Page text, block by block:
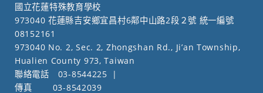
國立花蓮特殊教育學校
973040 花蓮縣吉安鄉宜昌村6鄰中山路2段２號 統一編號
08152161
973040 No. 2, Sec. 2, Zhongshan Rd., Ji’an Township,
Hualien County 973, Taiwan
聯絡電話
03-8544225
|
傳真
03-8542039